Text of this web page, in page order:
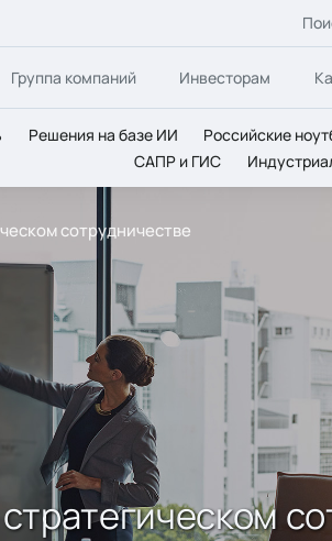
Группа компаний Инвесторам
Решения на базе ИИ Российские
САПР и ГИС
сотрудничестве